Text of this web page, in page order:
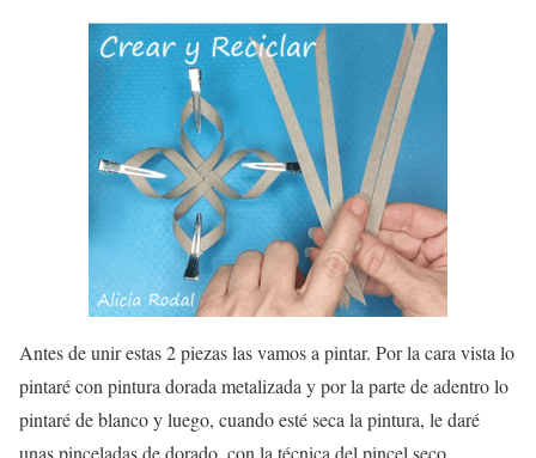
Antes de unir estas 2 piezas las vamos a pintar. Por la cara vista lo
pintaré con pintura dorada metalizada y por la parte de adentro lo
pintaré de blanco y luego, cuando esté seca la pintura, le daré
unas pinceladas de dorado, con la técnica del pincel seco.